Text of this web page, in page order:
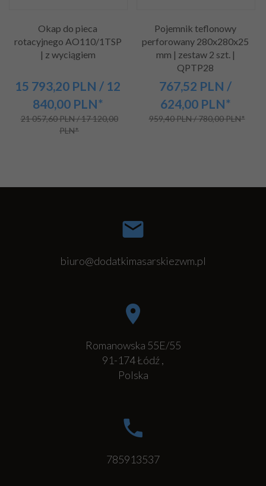
Okap do pieca
rotacyjnego AO110/1TSP
| z wyciągiem
15 793,20 PLN / 12
840,00 PLN*
21 057,60 PLN / 17 120,00
PLN*
Pojemnik teflonowy
perforowany 280x280x25
mm | zestaw 2 szt. |
QPTP28
767,52 PLN /
624,00 PLN*
959,40 PLN / 780,00 PLN*
biuro@dodatkimasarskiezwm.pl
Romanowska 55E/55
91-174Łódź,
Polska
785913537